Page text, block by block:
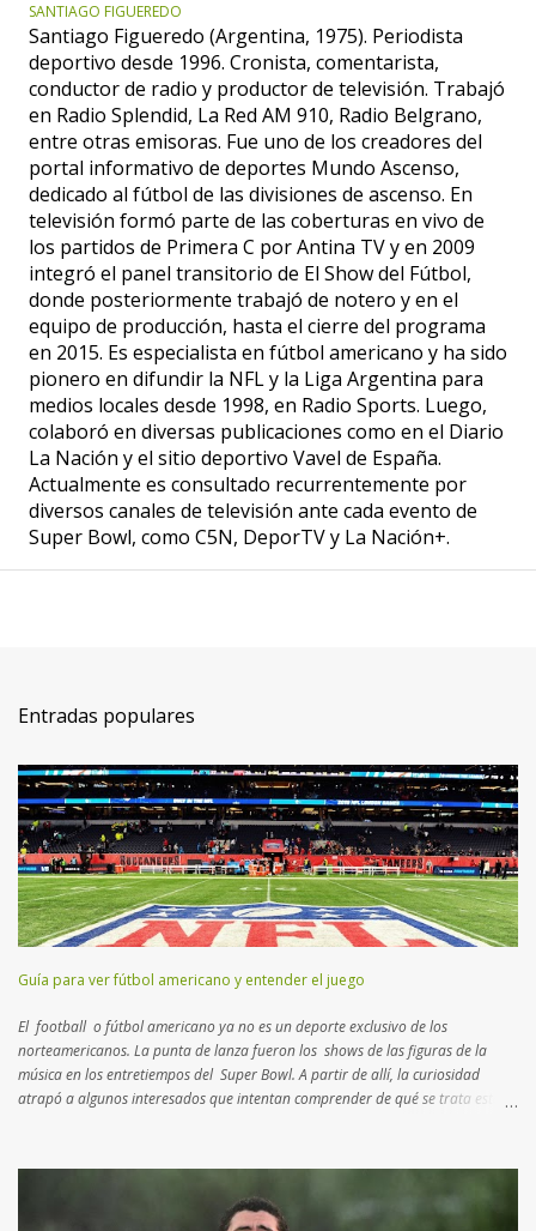
SANTIAGO FIGUEREDO
Santiago Figueredo (Argentina, 1975). Periodista
deportivo desde 1996. Cronista, comentarista,
conductor de radio y productor de televisión. Trabajó
en Radio Splendid, La Red AM 910, Radio Belgrano,
entre otras emisoras. Fue uno de los creadores del
portal informativo de deportes Mundo Ascenso,
dedicado al fútbol de las divisiones de ascenso. En
televisión formó parte de las coberturas en vivo de
los partidos de Primera C por Antina TV y en 2009
integró el panel transitorio de El Show del Fútbol,
donde posteriormente trabajó de notero y en el
equipo de producción, hasta el cierre del programa
en 2015. Es especialista en fútbol americano y ha sido
pionero en difundir la NFL y la Liga Argentina para
medios locales desde 1998, en Radio Sports. Luego,
colaboró en diversas publicaciones como en el Diario
La Nación y el sitio deportivo Vavel de España.
Actualmente es consultado recurrentemente por
diversos canales de televisión ante cada evento de
Super Bowl, como C5N, DeporTV y La Nación+.
Entradas populares
Guía para ver fútbol americano y entender el juego
El football o fútbol americano ya no es un deporte exclusivo de los
norteamericanos. La punta de lanza fueron los shows de las figuras de la
música en los entretiempos del Super Bowl. A partir de allí, la curiosidad
atrapó a algunos interesados que intentan comprender de qué se trata esta
al football como un deporte de contacto . Si bien es cierto, hay
características más atractivas para detallar. Esta disciplina es un “ ajedrez
humano ”, como el que practicaban los reyes en la edad media con actores